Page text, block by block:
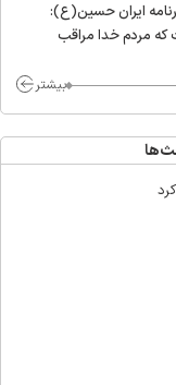
ایران حسین(ع):
مردم خدا مراقب
بیشتر